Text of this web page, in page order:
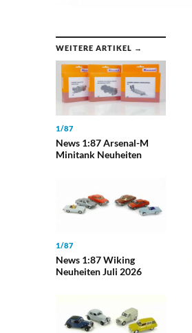
WEITERE ARTIKEL →
1/87
News 1:87 Arsenal-M
Minitank Neuheiten
1/87
News 1:87 Wiking
Neuheiten Juli 2026